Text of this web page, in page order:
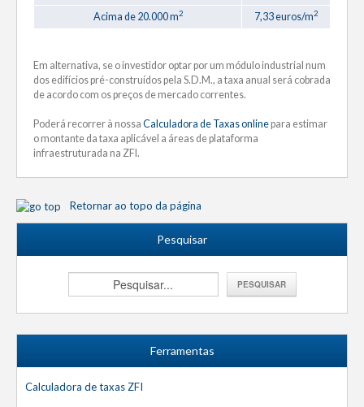
Acima de 20.000 m2 7,33 euros/m2
Em alternativa, se o investidor optar por um módulo industrial num
dos edifícios pré-construídos pela S.D.M., a taxa anual será cobrada
de acordo com os preços de mercado correntes.
Poderá recorrer à nossa Calculadora de Taxas onlinepara estimar
o montante da taxa aplicável a áreas de plataforma
infraestruturada na ZFI.
Retornar ao topo da página
Pesquisar
Ferramentas
Calculadora de taxas ZFI